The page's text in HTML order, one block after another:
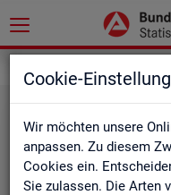
Cookie-
Wir möchten unsere
anpassen. Zu diesem
Cookies ein.
Sie zulassen. Die Arten